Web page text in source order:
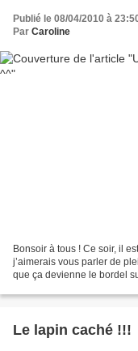
Publié le 08/04/2010 à
Par Caroline
Bonsoir à tous ! Ce soir, il
j’aimerais vous parler de
que ça devienne le bordel
Le lapin caché !!!